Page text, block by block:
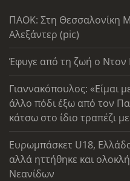
ΠΑΟΚ: Στη Θεσσαλονίκη
Αλεξάντερ (pic)
Έφυγε από τη ζωή ο Ντον
Γιαννακόπουλος: «Είμαι
άλλο πόδι έξω από τον
κάτσω στο ίδιο τραπέζι
Ευρωμπάσκετ U18,
αλλά ηττήθηκε και
Νεανίδων